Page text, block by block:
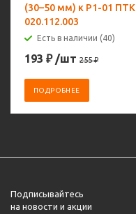
(30–50 мм) к Р1-01 ПТК
020.112.003
Есть в наличии (40)
193 ₽ /шт 255₽
ПОДРОБНЕЕ
Подписывайтесь
на новости и акции